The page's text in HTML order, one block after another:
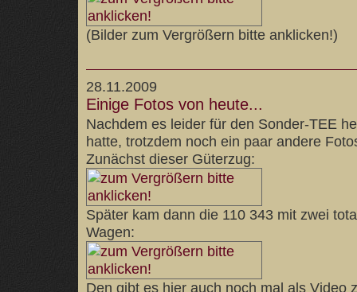
(Bilder zum Vergrößern bitte anklicken!)
28.11.2009
Einige Fotos von heute...
Nachdem es leider für den Sonder-TEE
hatte, trotzdem noch ein paar andere
Zunächst dieser Güterzug:
Später kam dann die 110 343 mit zwei
Wagen:
Den gibt es hier auch noch mal als Video